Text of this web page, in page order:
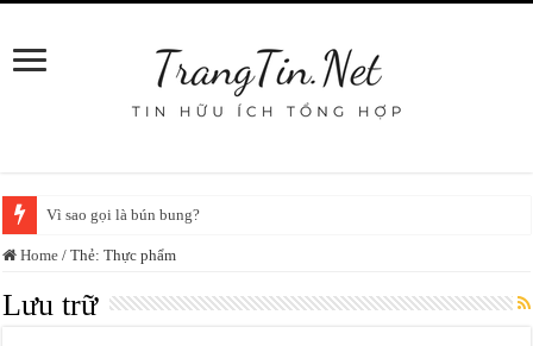
Vì sao gọi là bún bung?
Home / Thẻ:Thực phẩm
Lưu trữ